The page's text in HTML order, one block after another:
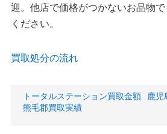
迎。他店で価格がつかないお品物
ください。
買取処分の流れ
トータルステーション買取金額
鹿児
熊毛郡買取実績